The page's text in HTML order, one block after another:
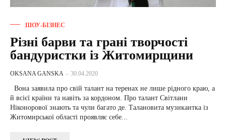
ШОУ-БІЗНЕС
Різні барви та грані творчості
бандуристки із Житомирщини
OKSANA GANSKA - 30.04.2020
й всієї країни та навіть за кордоном. Про талант Світлани
Ніконорової знають та чули багато де. Талановита музикантка із
Житомирської області проявляє себе...